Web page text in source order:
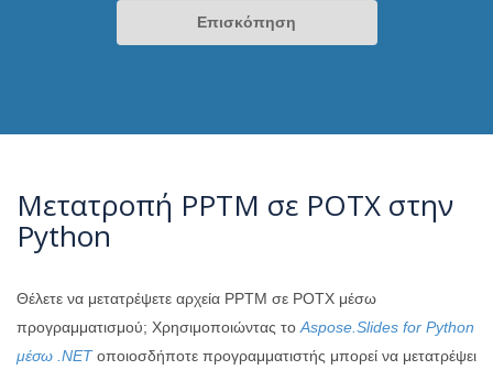
Επισκόπηση
Μετατροπή PPTM σε POTX στην
Python
Θέλετε να μετατρέψετε αρχεία PPTM σε POTX μέσω
προγραμματισμού; Χρησιμοποιώντας το Aspose.Slides for Python
μέσω .NETοποιοσδήποτε προγραμματιστής μπορεί να μετατρέψει